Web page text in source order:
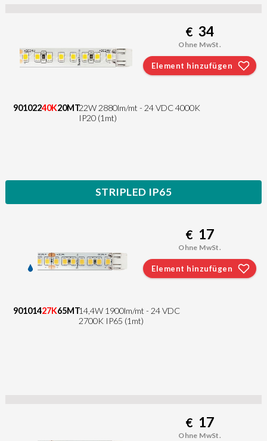
90102240K20MT22W 2880lm/mt - 24 VDC 4000K
IP20 (1mt)
€ 34
Ohne MwSt.
Element hinzufügen
STRIPLED IP65
90101427K65MT14,4W 1900lm/mt - 24 VDC
2700K IP65 (1mt)
€ 17
Ohne MwSt.
Element hinzufügen
€ 17
Ohne MwSt.